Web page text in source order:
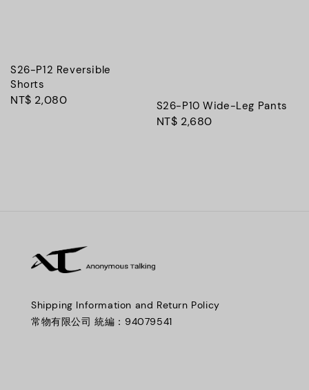
S26-P12 Reversible
Shorts
Regular
NT$ 2,080 S26-P10 Wide-Leg Pants
Regular
NT$ 2,680
Shipping Information and Return Policy
常物有限公司 統編：94079541